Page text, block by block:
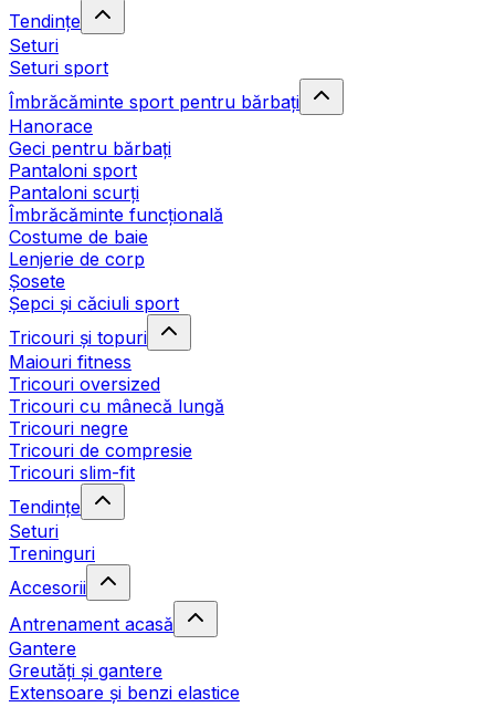
Tendințe
Seturi
Seturi sport
Îmbrăcăminte sport pentru bărbați
Hanorace
Geci pentru bărbați
Pantaloni sport
Pantaloni scurți
Îmbrăcăminte funcțională
Costume de baie
Lenjerie de corp
Șosete
Șepci și căciuli sport
Tricouri și topuri
Maiouri fitness
Tricouri oversized
Tricouri cu mânecă lungă
Tricouri negre
Tricouri de compresie
Tricouri slim-fit
Tendințe
Seturi
Treninguri
Accesorii
Antrenament acasă
Gantere
Greutăți și gantere
Extensoare și benzi elastice